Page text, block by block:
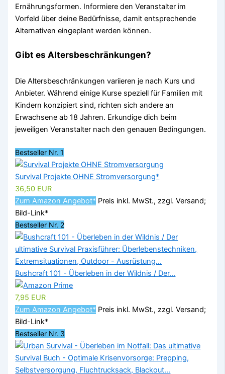
Ernährungsformen. Informiere den Veranstalter im
Vorfeld über deine Bedürfnisse, damit entsprechende
Alternativen eingeplant werden können.
Gibt es Altersbeschränkungen?
Die Altersbeschränkungen variieren je nach Kurs und
Anbieter. Während einige Kurse speziell für Familien mit
Kindern konzipiert sind, richten sich andere an
Erwachsene ab 18 Jahren. Erkundige dich beim
jeweiligen Veranstalter nach den genauen Bedingungen.
Bestseller Nr. 1
Survival Projekte OHNE Stromversorgung*
36,50 EUR
Zum Amazon Angebot* Preis inkl. MwSt., zzgl. Versand;
Bild-Link*
Bestseller Nr. 2
Bushcraft 101 - Überleben in der Wildnis / Der...
7,95 EUR
Zum Amazon Angebot* Preis inkl. MwSt., zzgl. Versand;
Bild-Link*
Bestseller Nr. 3